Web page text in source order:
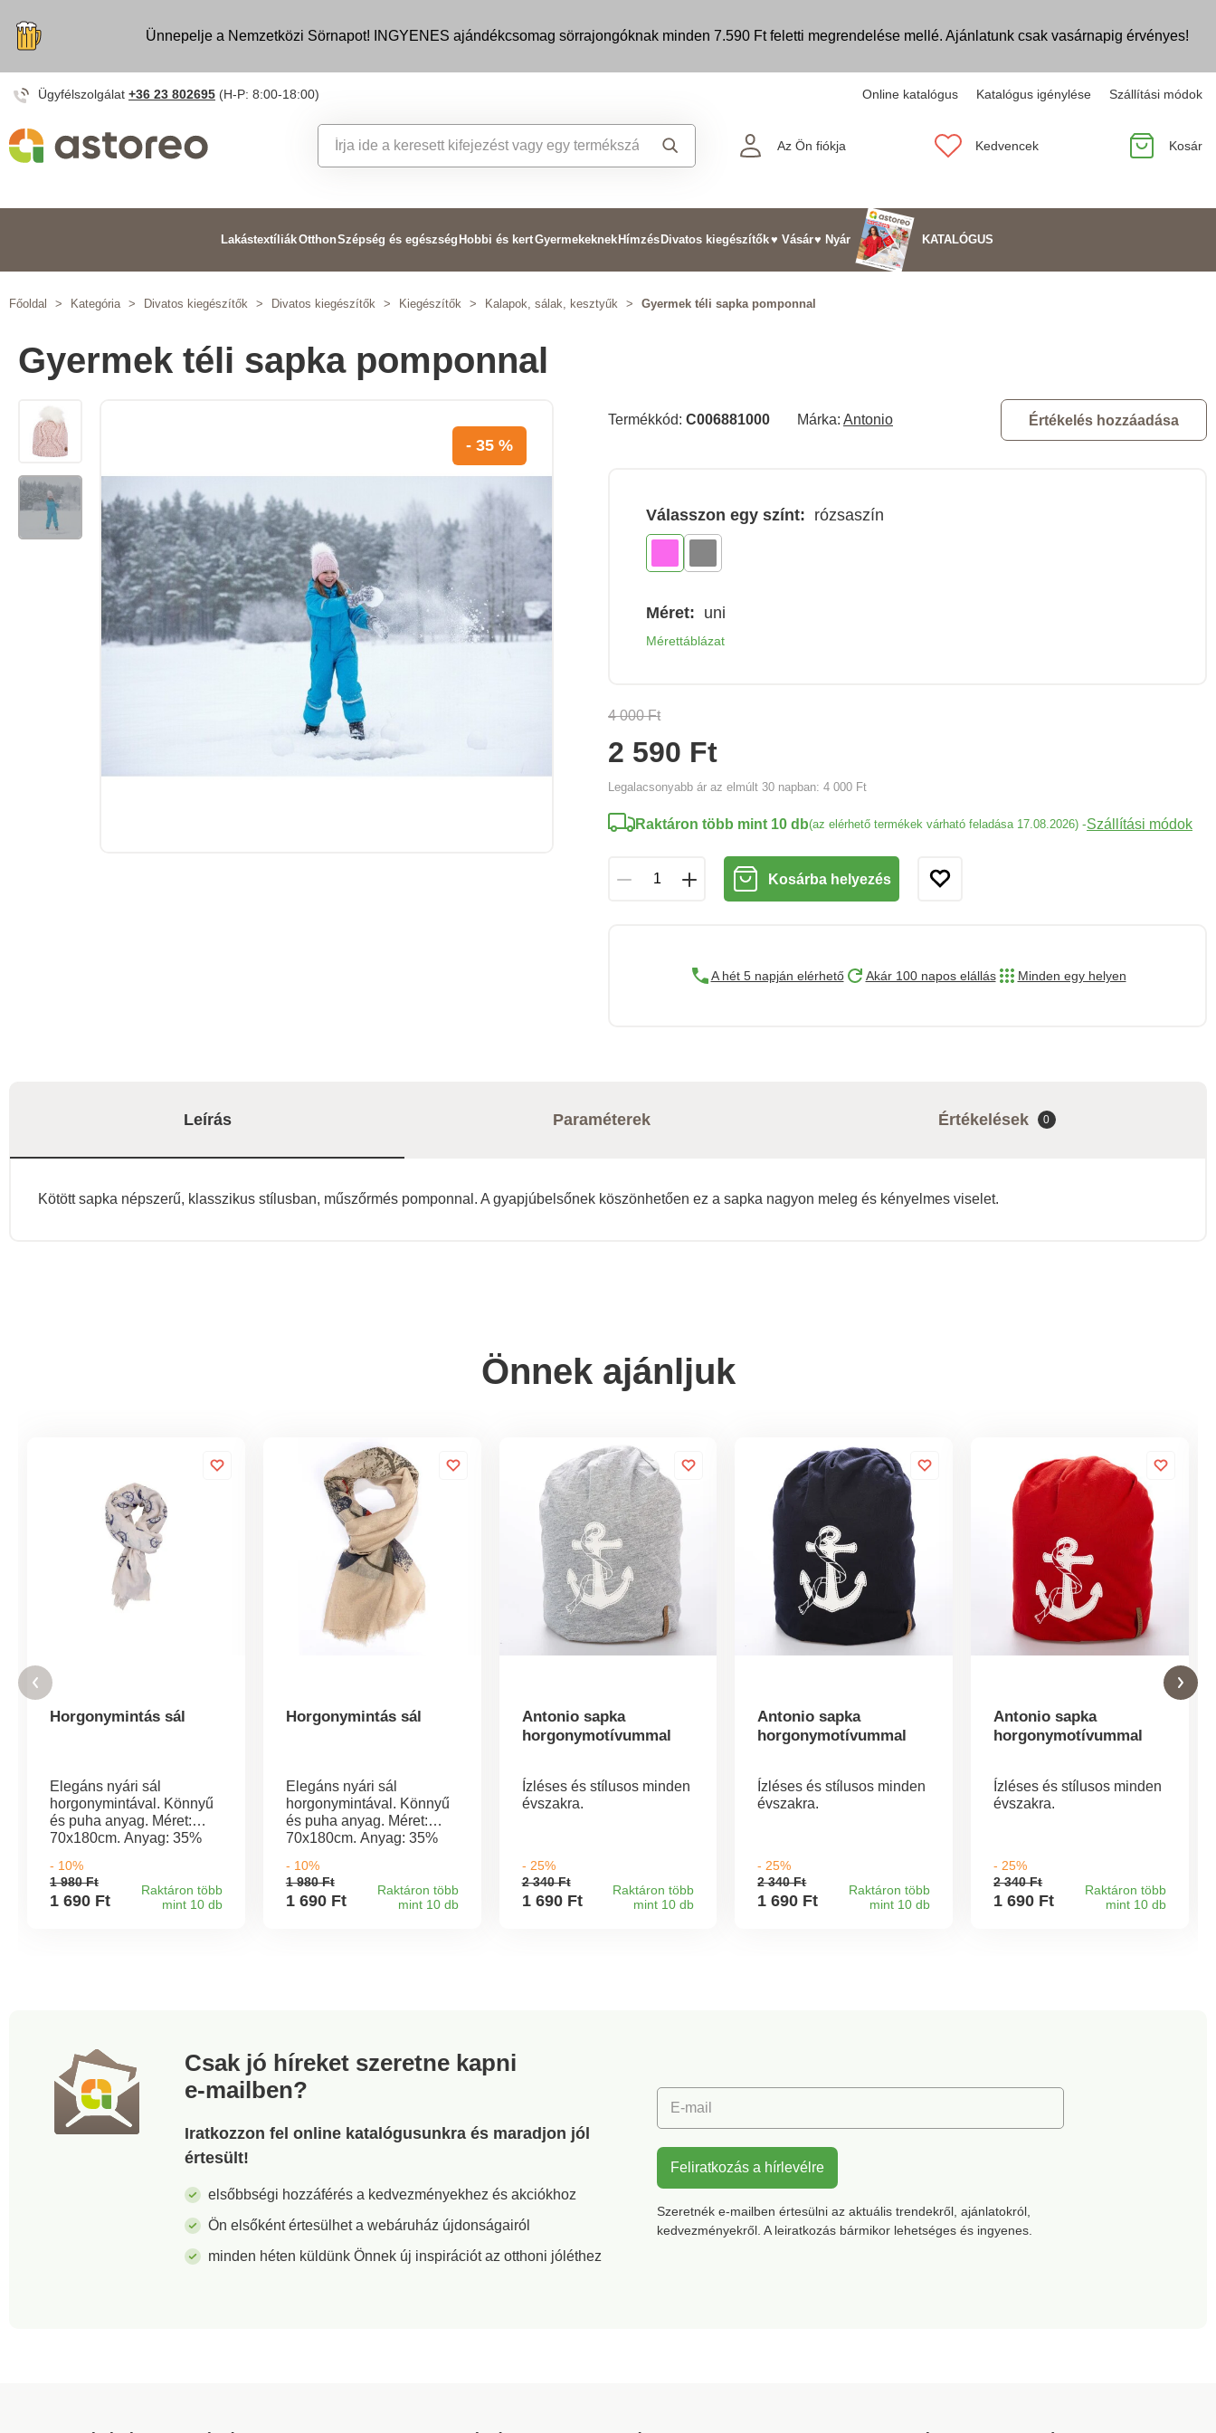
Ünnepelje a Nemzetközi Sörnapot! INGYENES ajándékcsomag sörrajongóknak minden 7.590 Ft feletti megrendelése mellé. Ajánlatunk csak vasárnapig érvényes!
Ügyfélszolgálat +36 23 802695 (H-P: 8:00-18:00) Online katalógus Katalógus igénylése Szállítási módok
Az Ön fiókja Kedvencek Kosár
LakástextíliákOtthonSzépség és egészség Hobbi és kertGyermekeknek Hímzés Divatos kiegészítők♥ Vásár♥ Nyár KATALÓGUS
Főoldal > Kategória > Divatos kiegészítők > Divatos kiegészítők > Kiegészítők > Kalapok, sálak, kesztyűk > Gyermek téli sapka pomponnal
Gyermek téli sapka pomponnal
- 35 %
Termékkód: C006881000 Márka: Antonio Értékelés hozzáadása
Válasszon egy színt: rózsaszín
Méret: uni
Mérettáblázat
4 000 Ft
2 590 Ft
Legalacsonyabb ár az elmúlt 30 napban: 4 000 Ft
Raktáron több mint 10 db(az elérhető termékek várható feladása 17.08.2026) -Szállítási módok
Kosárba helyezés
A hét 5 napján elérhető Akár 100 napos elállás Minden egy helyen
Leírás Paraméterek Értékelések 0
Kötött sapka népszerű, klasszikus stílusban, műszőrmés pomponnal. A gyapjúbelsőnek köszönhetően ez a sapka nagyon meleg és kényelmes viselet.
Önnek ajánljuk
Horgonymintás sál
Elegáns nyári sál
horgonymintával. Könnyű
és puha anyag. Méret:
70x180cm. Anyag: 35%
- 10%
1 980 Ft
1 690 Ft
Raktáron több
mint 10 db
Horgonymintás sál
Elegáns nyári sál
horgonymintával. Könnyű
és puha anyag. Méret:
70x180cm. Anyag: 35%
- 10%
1 980 Ft
1 690 Ft
Raktáron több
mint 10 db
Antonio sapka
horgonymotívummal
Ízléses és stílusos minden
évszakra.
- 25%
2 340 Ft
1 690 Ft
Raktáron több
mint 10 db
Antonio sapka
horgonymotívummal
Ízléses és stílusos minden
évszakra.
- 25%
2 340 Ft
1 690 Ft
Raktáron több
mint 10 db
Antonio sapka
horgonymotívummal
Ízléses és stílusos minden
évszakra.
- 25%
2 340 Ft
1 690 Ft
Raktáron több
mint 10 db
Csak jó híreket szeretne kapni
e-mailben?
Iratkozzon fel online katalógusunkra és maradjon jól
értesült!
elsőbbségi hozzáférés a kedvezményekhez és akciókhoz
Ön elsőként értesülhet a webáruház újdonságairól
minden héten küldünk Önnek új inspirációt az otthoni jóléthez
E-mail
Feliratkozás a hírlevélre
Szeretnék e-mailben értesülni az aktuális trendekről, ajánlatokról,
kedvezményekről. A leiratkozás bármikor lehetséges és ingyenes.